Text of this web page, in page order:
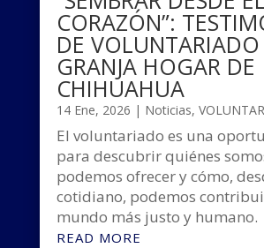
CORAZÓN”:
DE
GRANJA HOGAR DE
CHIHUAHUA
14 Ene, 2026 | Noticias,
El voluntariado es una
para descubrir quiénes
podemos ofrecer y cómo,
cotidiano, podemos
mundo más justo y humano.
READ MORE